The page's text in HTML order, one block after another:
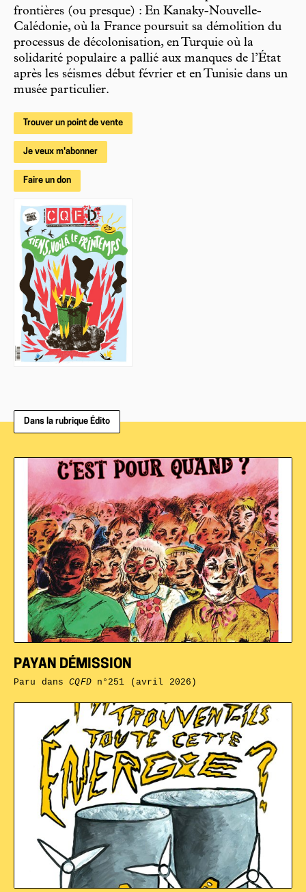
frontières (ou presque) : En Kanaky-Nouvelle-
Calédonie, où la France poursuit sa démolition du
processus de décolonisation, en Turquie où la
solidarité populaire a pallié aux manques de l’État
après les séismes début février et en Tunisie dans un
musée particulier.
Trouver un point de vente
Je veux m'abonner
Faire un don
Dans la rubrique Édito
PAYAN DÉMISSION
Paru dansCQFDn°251 (avril 2026)